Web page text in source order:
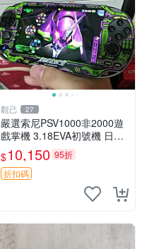
觀己 27
嚴選索尼PSV1000非2000遊
戲掌機 3.18EVA初號機 日版
實物 無點無線無老化 自用清
倉 EVA 初號機 PSV1000
$10,150 95折
折扣碼